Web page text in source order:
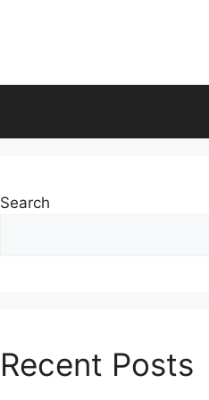
Search
Recent Posts